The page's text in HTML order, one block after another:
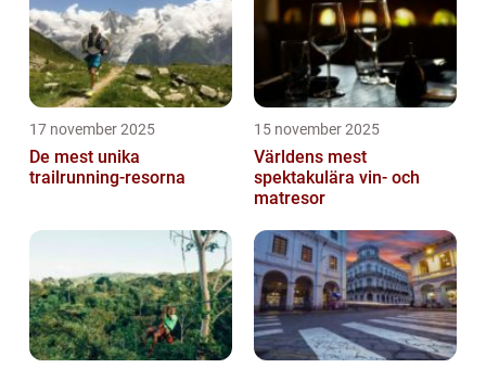
17 november 2025
De mest unika
trailrunning-resorna
15 november 2025
Världens mest
spektakulära vin- och
matresor